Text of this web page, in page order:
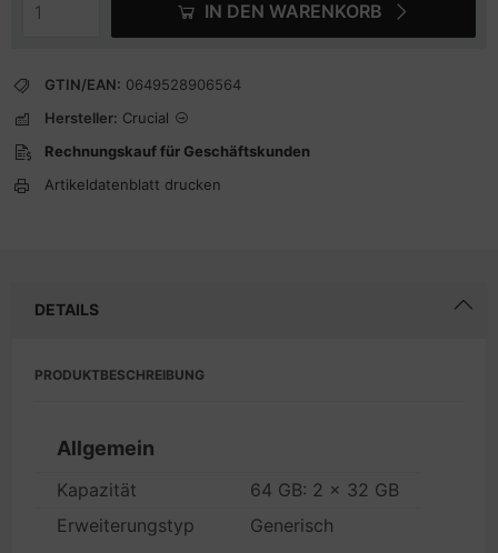
IN DEN WARENKORB
GTIN/EAN: 0649528906564
Hersteller: Crucial
Rechnungskauf für Geschäftskunden
Artikeldatenblatt drucken
DETAILS
PRODUKTBESCHREIBUNG
Allgemein
Kapazität
64 GB: 2 x 32 GB
Erweiterungstyp
Generisch